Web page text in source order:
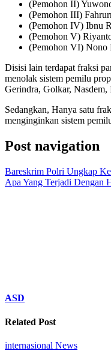
(Pemohon II)
(Pemohon III)
(Pemohon IV) Ibnu
(Pemohon V)
(Pemohon VI) Nono
Disisi lain terdapat fraksi
menolak sistem pemilu
Gerindra, Golkar,
Sedangkan, Hanya satu
menginginkan sistem
Post navigation
Bareskrim Polri Ungkap
Apa Yang Terjadi
ASD
Related Post
internasional News